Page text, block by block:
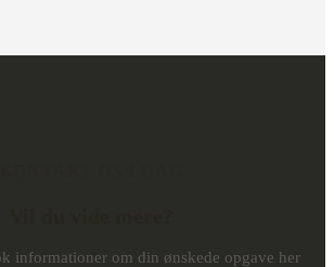
informationer om din ønskede opgave her